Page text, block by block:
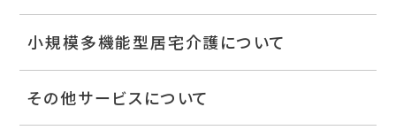
小規模多機能型居宅介護について
その他サービスについて